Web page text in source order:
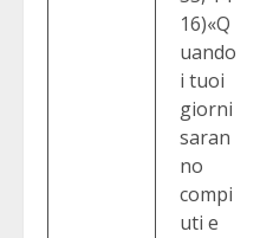
16)«Q
uando
i tuoi
giorni
saran
no
compi
uti e